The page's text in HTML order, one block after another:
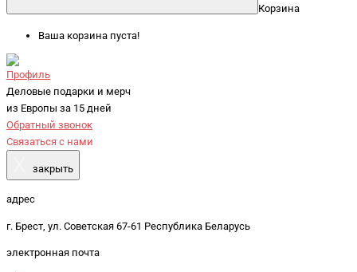
Корзина
Ваша корзина пуста!
Профиль
Деловые подарки и мерч
из Европы за 15 дней
Обратный звонок
Связаться с нами
закрыть
адрес
г. Брест, ул. Советская 67-61 Республика Беларусь
электронная почта